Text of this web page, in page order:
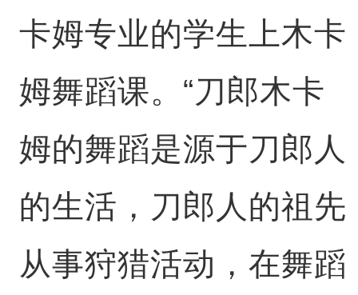
卡姆专业的学生上木卡
姆舞蹈课。“刀郎木卡
姆的舞蹈是源于刀郎人
的生活，刀郎人的祖先
从事狩猎活动，在舞蹈